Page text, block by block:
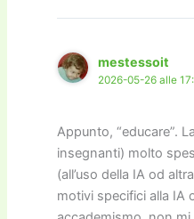
mestessoit
2026-05-26 alle
Appunto, “educare”.
insegnanti) molto
(all’uso della IA od
motivi specifici alla IA